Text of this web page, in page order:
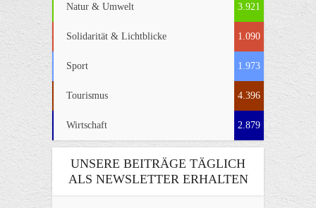
Natur & Umwelt 3.921
Solidarität & Lichtblicke 1.090
Sport 1.973
Tourismus 4.396
Wirtschaft 2.879
UNSERE BEITRÄGE TÄGLICH
ALS NEWSLETTER ERHALTEN